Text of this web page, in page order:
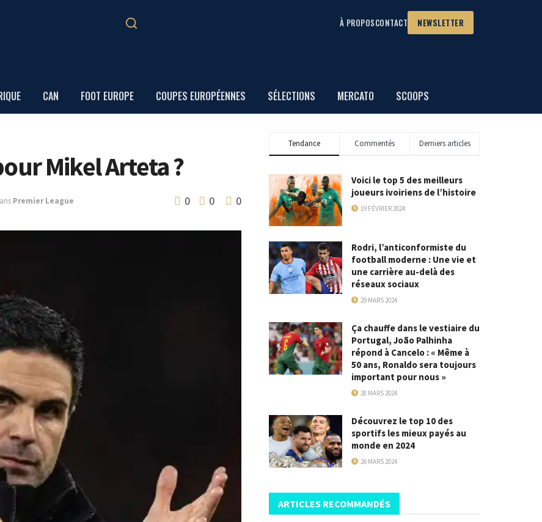
À PROPOSCONTACT NEWSLETTER
CAN FOOT EUROPE COUPES EUROPÉENNES SÉLECTIONS MERCATO SCOOPS
Mikel Arteta ?
Premier League 0 0 0
Tendance Commentés Derniers articles
Voici le top 5 des meilleurs
joueurs ivoiriens de l’histoire
19 FÉVRIER 2024
Rodri, l’anticonformiste du
football moderne : Une vie et
une carrière au-delà des
réseaux sociaux
29 MARS 2024
Ça chauffe dans le vestiaire du
Portugal, João Palhinha
répond à Cancelo : « Même à
50 ans, Ronaldo sera toujours
important pour nous »
28 MARS 2024
Découvrez le top 10 des
sportifs les mieux payés au
monde en 2024
26 MARS 2024
ARTICLES RECOMMANDÉS